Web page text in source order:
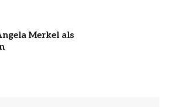
Merkel als